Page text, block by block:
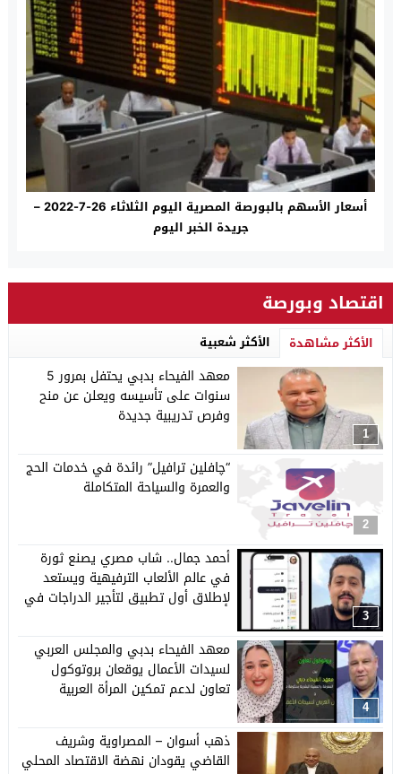
أسعار الأسهم بالبورصة المصرية اليوم الثلاثاء 26-7-2022 –
جريدة الخبر اليوم
اقتصاد وبورصة
الأكثر مشاهدة الأكثر شعبية
1
معهد الفيحاء بدبي يحتفل بمرور 5
سنوات على تأسيسه ويعلن عن منح
وفرص تدريبية جديدة
2
“چافلين ترافيل” رائدة في خدمات الحج
والعمرة والسياحة المتكاملة
3
أحمد جمال.. شاب مصري يصنع ثورة
في عالم الألعاب الترفيهية ويستعد
لإطلاق أول تطبيق لتأجير الدراجات في
4
معهد الفيحاء بدبي والمجلس العربي
لسيدات الأعمال يوقعان بروتوكول
تعاون لدعم تمكين المرأة العربية
ذهب أسوان – المصراوية وشريف
القاضي يقودان نهضة الاقتصاد المحلي